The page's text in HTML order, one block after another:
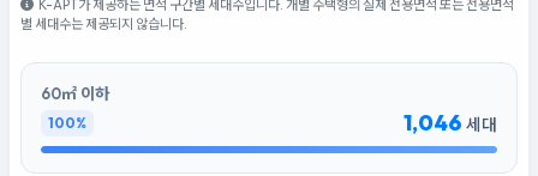
K-APT가 제공하는 면적 구간별 세대수입니다. 개별 주택형의 실제 전용면적 또는 전용면적
별 세대수는 제공되지 않습니다.
60㎡ 이하
100% 1,046 세대